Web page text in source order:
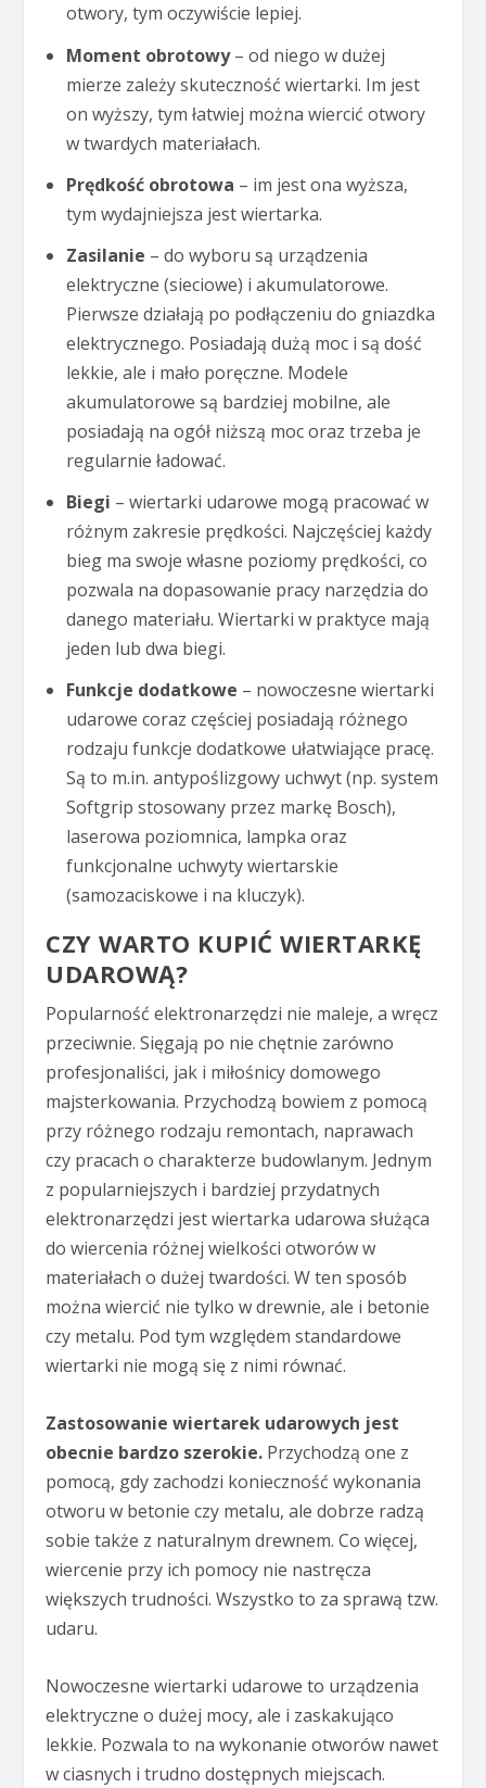
otwory, tym oczywiście lepiej.
Moment obrotowy– od niego w dużej
mierze zależy skuteczność wiertarki. Im jest
on wyższy, tym łatwiej można wiercić otwory
w twardych materiałach.
Prędkość obrotowa – im jest ona wyższa,
tym wydajniejsza jest wiertarka.
Zasilanie – do wyboru są urządzenia
elektryczne (sieciowe) i akumulatorowe.
Pierwsze działają po podłączeniu do gniazdka
elektrycznego. Posiadają dużą moc i są dość
lekkie, ale i mało poręczne. Modele
akumulatorowe są bardziej mobilne, ale
posiadają na ogół niższą moc oraz trzeba je
regularnie ładować.
Biegi – wiertarki udarowe mogą pracować w
różnym zakresie prędkości. Najczęściej każdy
bieg ma swoje własne poziomy prędkości, co
pozwala na dopasowanie pracy narzędzia do
danego materiału. Wiertarki w praktyce mają
jeden lub dwa biegi.
Funkcje dodatkowe – nowoczesne wiertarki
udarowe coraz częściej posiadają różnego
rodzaju funkcje dodatkowe ułatwiające pracę.
Są to m.in. antypoślizgowy uchwyt (np. system
Softgrip stosowany przez markę Bosch),
laserowa poziomnica, lampka oraz
funkcjonalne uchwyty wiertarskie
(samozaciskowe i na kluczyk).
CZY WARTO KUPIĆ WIERTARKĘ
UDAROWĄ?
Popularność elektronarzędzi nie maleje, a wręcz
przeciwnie. Sięgają po nie chętnie zarówno
profesjonaliści, jak i miłośnicy domowego
majsterkowania. Przychodzą bowiem z pomocą
przy różnego rodzaju remontach, naprawach
czy pracach o charakterze budowlanym. Jednym
z popularniejszych i bardziej przydatnych
elektronarzędzi jest wiertarka udarowa służąca
do wiercenia różnej wielkości otworów w
materiałach o dużej twardości. W ten sposób
można wiercić nie tylko w drewnie, ale i betonie
czy metalu. Pod tym względem standardowe
wiertarki nie mogą się z nimi równać.
Zastosowanie wiertarek udarowych jest
obecnie bardzo szerokie. Przychodzą one z
pomocą, gdy zachodzi konieczność wykonania
otworu w betonie czy metalu, ale dobrze radzą
sobie także z naturalnym drewnem. Co więcej,
wiercenie przy ich pomocy nie nastręcza
większych trudności. Wszystko to za sprawą tzw.
udaru.
Nowoczesne wiertarki udarowe to urządzenia
elektryczne o dużej mocy, ale i zaskakująco
lekkie. Pozwala to na wykonanie otworów nawet
w ciasnych i trudno dostępnych miejscach.